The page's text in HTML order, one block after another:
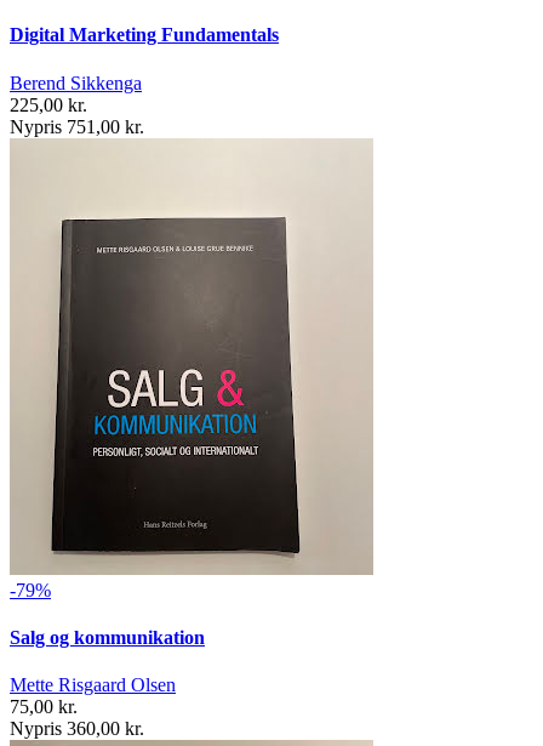
Digital Marketing Fundamentals
Berend Sikkenga
225,00 kr.
Nypris 751,00 kr.
-79%
Salg og kommunikation
Mette Risgaard Olsen
75,00 kr.
Nypris 360,00 kr.